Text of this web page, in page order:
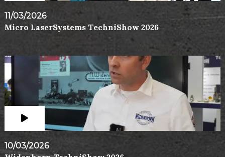
11/03/2026
Micro LaserSystems TechniShow 2026
10/03/2026